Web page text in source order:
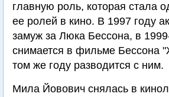
главную роль, которая стала
ее ролей в кино. В 1997 году
замуж за Люка Бессона, в
снимается в фильме Бессона
том же году разводится с ним.
Мила Йовович снялась в